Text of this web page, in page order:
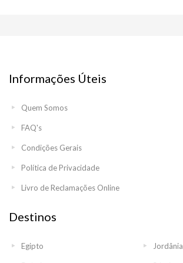
Informações Úteis
Quem Somos
FAQ's
Condições Gerais
Política de Privacidade
Livro de Reclamações Online
Destinos
Egipto Jordânia